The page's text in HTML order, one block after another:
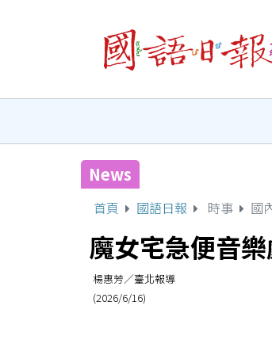
News
首頁 國語日報 時事 國
魔女宅急便音
楊惠芳／臺北報導
(2026/6/16)